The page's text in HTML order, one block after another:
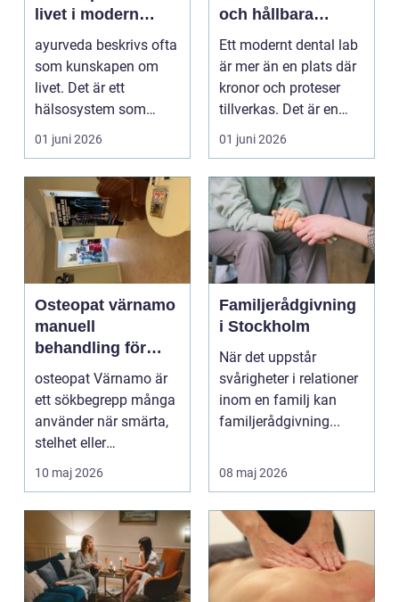
livet i modern
vardag
ayurveda beskrivs ofta
som kunskapen om
livet. Det är ett
hälsosystem som
betonar balans, helhet
och...
01 juni 2026
och hållbara
leenden
Ett modernt dental lab
är mer än en plats där
kronor och proteser
tillverkas. Det är en
teknisk och ...
01 juni 2026
Osteopat värnamo
manuell
behandling för
minskad smärta
och Ökad rörlighet
osteopat Värnamo är
ett sökbegrepp många
använder när smärta,
stelhet eller
återkommande värk
börjar...
10 maj 2026
Familjerådgivning
i Stockholm
När det uppstår
svårigheter i relationer
inom en familj kan
familjerådgivning...
08 maj 2026